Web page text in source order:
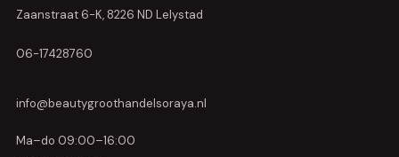
Zaanstraat 6-K, 8226 ND Lelystad
06-17428760
info@beautygroothandelsoraya.nl
Ma–do 09:00–16:00